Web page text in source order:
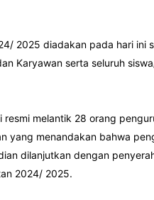
2025 diadakan pada hari ini
Karyawan serta seluruh
melantik 28 orang
yang menandakan bahwa
dilanjutkan dengan
2024/ 2025.